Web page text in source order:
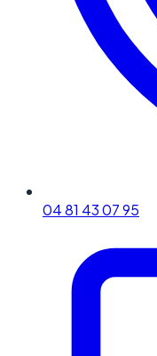
04 81 43 07 95